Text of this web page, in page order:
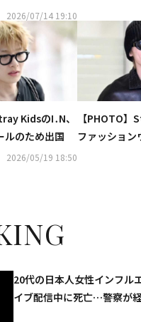
フォトを公開
2026/07/14 19:10
を全額現金
KidsのI․N、
ルのため出国
2026/05/19 18:50
【PHOTO】
ファッション
イタリアか
20代の日本人女性インフル
イブ配信中に死亡…警察が